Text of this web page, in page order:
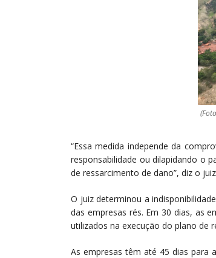
“Essa medida independe da
responsabilidade ou dilapidando o
de ressarcimento de dano”, diz o
O juiz determinou a
das empresas rés. Em 30 dias, as
utilizados na execução do plano de
As empresas têm até 45 dias para